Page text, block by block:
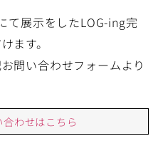
て展示をしたLOG-ing完
ます。
問い合わせフォームより
わせはこちら